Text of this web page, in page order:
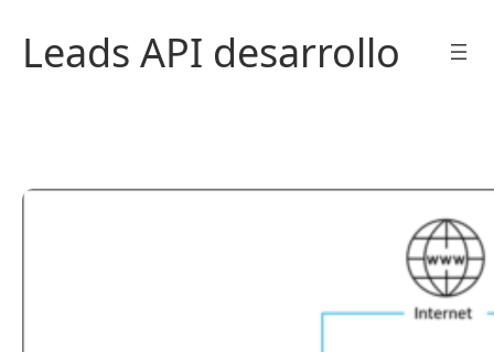
contenido
Leads API desarrollo